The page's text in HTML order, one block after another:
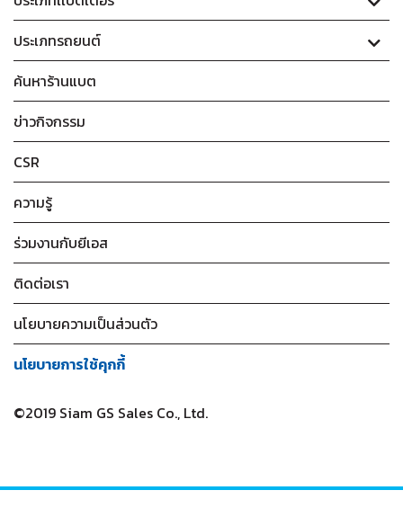
ประเภทรถยนต์
ค้นหาร้านแบต
ข่าวกิจกรรม
CSR
ความรู้
ร่วมงานกับยีเอส
ติดต่อเรา
นโยบายความเป็นส่วนตัว
นโยบายการใช้คุกกี้
©2019 Siam GS Sales Co., Ltd.